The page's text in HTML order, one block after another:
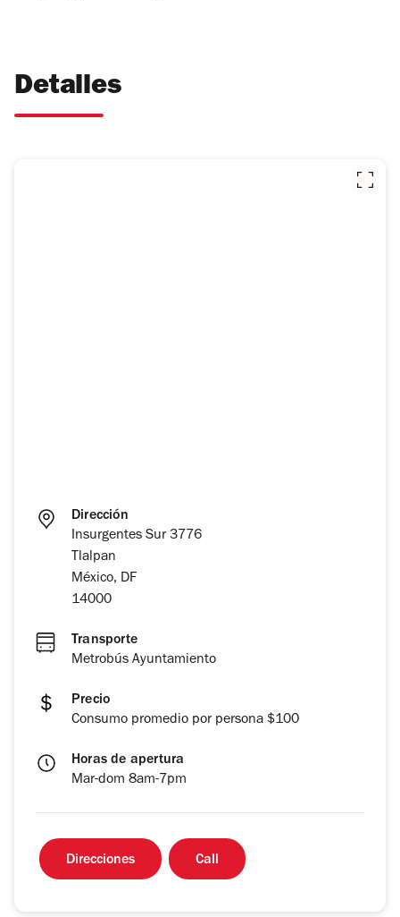
Detalles
Dirección
Insurgentes Sur 3776
Tlalpan
México, DF
14000
Transporte
Metrobús Ayuntamiento
Precio
Consumo promedio por persona $100
Horas de apertura
Mar-dom 8am-7pm
Direcciones Call